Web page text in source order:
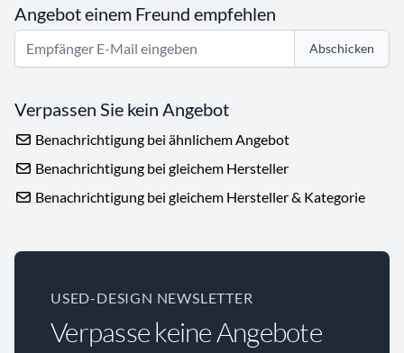
Angebot einem Freund empfehlen
Abschicken
Verpassen Sie kein Angebot
Benachrichtigung bei ähnlichem Angebot
Benachrichtigung bei gleichem Hersteller
Benachrichtigung bei gleichem Hersteller & Kategorie
USED-DESIGN NEWSLETTER
Verpasse keine Angebote